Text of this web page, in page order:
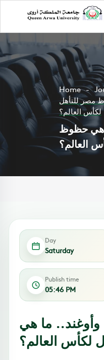
Home
مصر للتأهل
لكأس العالم؟
هي حظوظ
العالم؟
Day
Saturday
Publish time
05:46 PM
وأوغند.. ما هي
العالم؟